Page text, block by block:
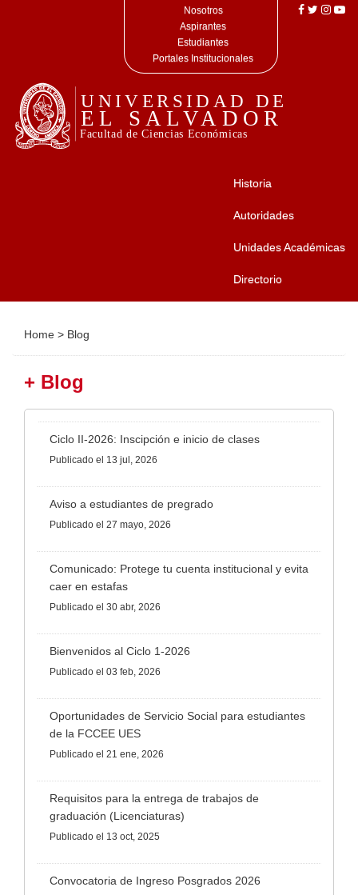
Nosotros
Aspirantes
Estudiantes
Portales Institucionales
Historia
Autoridades
Unidades Académicas
Directorio
Home > Blog
+ Blog
Ciclo II-2026: Inscipción e inicio de clases
Publicado el 13 jul, 2026
Aviso a estudiantes de pregrado
Publicado el 27 mayo, 2026
Comunicado: Protege tu cuenta institucional y evita
caer en estafas
Publicado el 30 abr, 2026
Bienvenidos al Ciclo 1-2026
Publicado el 03 feb, 2026
Oportunidades de Servicio Social para estudiantes
de la FCCEE UES
Publicado el 21 ene, 2026
Requisitos para la entrega de trabajos de
graduación (Licenciaturas)
Publicado el 13 oct, 2025
Convocatoria de Ingreso Posgrados 2026